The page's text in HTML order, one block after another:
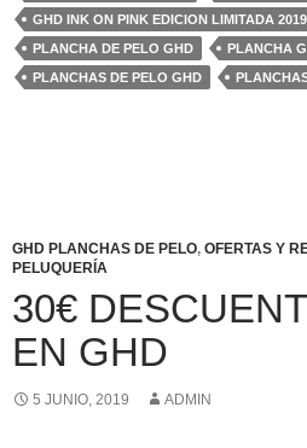
GHD INK ON PINK EDICION LIMITADA 2019
PLANCHA DE PELO GHD
PLANCHA
PLANCHAS DE PELO GHD
GHD PLANCHAS DE PELO, OFERTAS Y
PELUQUERÍA
30€
EN GHD
5 JUNIO, 2019 ADMIN